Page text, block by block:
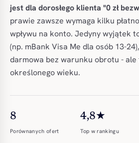
jest dla dorosłego klienta "0 zł
prawie zawsze wymaga kilku
wpływu na konto. Jedyny wyjątek
(np. mBank Visa Me dla osób 13-
darmowa bez warunku obrotu -
określonego wieku.
8
Porównanych ofert
4,8★
Top w rankingu